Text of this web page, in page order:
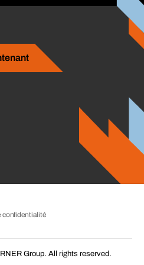
Group. All rights reserved.
confidentialité